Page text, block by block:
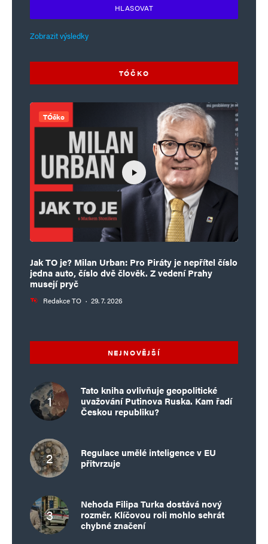
HLASOVAT
Zobrazit výsledky
TÓČKO
TÓčko
Jak TO je? Milan Urban: Pro Piráty je nepřítel číslo
jedna auto, číslo dvě člověk. Z vedení Prahy
musejí pryč
Redakce TO · 29. 7. 2026
NEJNOVĚJŠÍ
Tato kniha ovlivňuje geopolitické
uvažování Putinova Ruska. Kam řadí
Českou republiku?
Regulace umělé inteligence v EU
přitvrzuje
Nehoda Filipa Turka dostává nový
rozměr. Klíčovou roli mohlo sehrát
chybné značení